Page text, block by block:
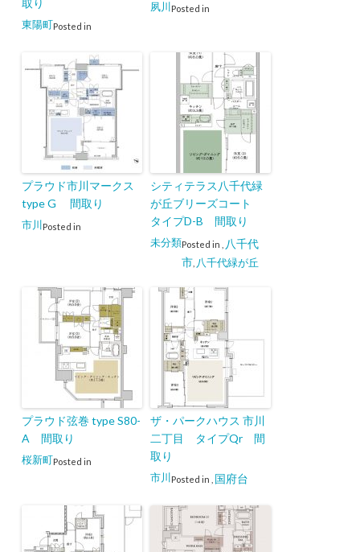
取り
Posted in
東陽町
Posted in
夙川
プラウド市川マークス
type G 間取り
Posted in
市川
シティテラス八千代緑
が丘ブリーズコート
タイプD-B 間取り
Posted in
未分類
八千代
市, 八千代緑が丘
プラウド弦巻 type S80-
A 間取り
Posted in
桜新町
ザ・パークハウス 市川
二丁目 タイプQr 間
取り
Posted in
市川 国府台